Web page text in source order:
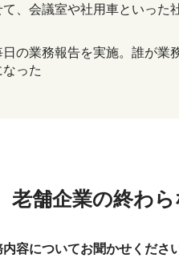
、会議室や社用車といった
の業務報告を実施。誰が業
った
老舗企業の終わ
容についてお聞かせください